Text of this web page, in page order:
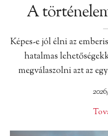
A
Képes-e jól élni az
hatalmas
megválaszolni azt az